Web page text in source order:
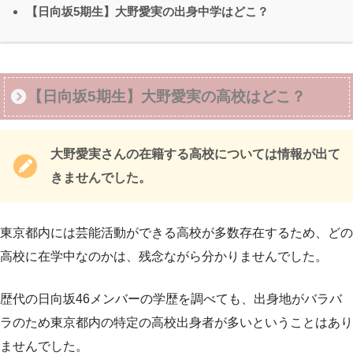
【日向坂5期生】大野愛実の出身中学はどこ？
【日向坂5期生】大野愛実の高校はどこ？
大野愛実さんの在籍する高校については情報が出て
きませんでした。
東京都内には芸能活動ができる高校が多数存在するため、どの
高校に在学中なのかは、残念ながら分かりませんでした。
歴代の日向坂46メンバーの学歴を調べても、出身地がバラバ
ラのため東京都内の特定の高校出身者が多いということはあり
ませんでした。